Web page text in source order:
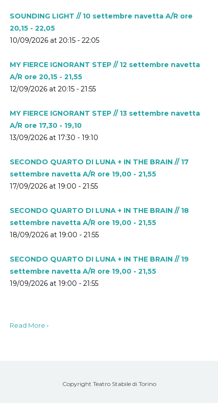
SOUNDING LIGHT // 10 settembre navetta A/R ore
20,15 - 22,05
10/09/2026 at 20:15 - 22:05
MY FIERCE IGNORANT STEP // 12 settembre navetta
A/R ore 20,15 - 21,55
12/09/2026 at 20:15 - 21:55
MY FIERCE IGNORANT STEP // 13 settembre navetta
A/R ore 17,30 - 19,10
13/09/2026 at 17:30 - 19:10
SECONDO QUARTO DI LUNA + IN THE BRAIN // 17
settembre navetta A/R ore 19,00 - 21,55
17/09/2026 at 19:00 - 21:55
SECONDO QUARTO DI LUNA + IN THE BRAIN // 18
settembre navetta A/R ore 19,00 - 21,55
18/09/2026 at 19:00 - 21:55
SECONDO QUARTO DI LUNA + IN THE BRAIN // 19
settembre navetta A/R ore 19,00 - 21,55
19/09/2026 at 19:00 - 21:55
Read More ›
Copyright Teatro Stabile di Torino